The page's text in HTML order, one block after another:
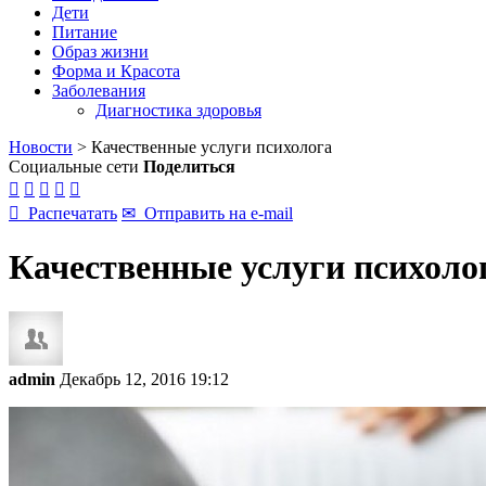
Дети
Питание
Образ жизни
Форма и Красота
Заболевания
Диагностика здоровья
Новости > Качественные услуги психолога
Социальные сети Поделиться
    
 Распечатать ✉ Отправить на e-mail
Качественные услуги
admin Декабрь 12, 2016 19:12